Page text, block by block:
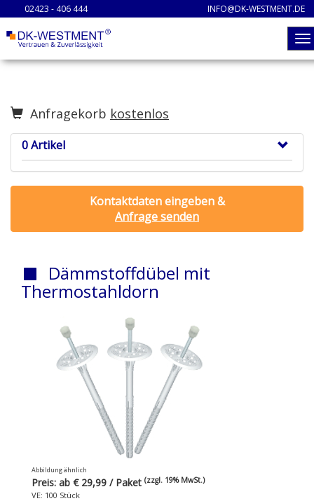
02423 - 406 444 INFO@DK-WESTMENT.DE
Anfragekorb kostenlos
0 Artikel
Kontaktdaten eingeben &
Anfrage senden
Dämmstoffdübel mit
Thermostahldorn
Abbildung ähnlich
Preis: ab € 29,99 / Paket (zzgl. 19% MwSt.)
VE: 100 Stück